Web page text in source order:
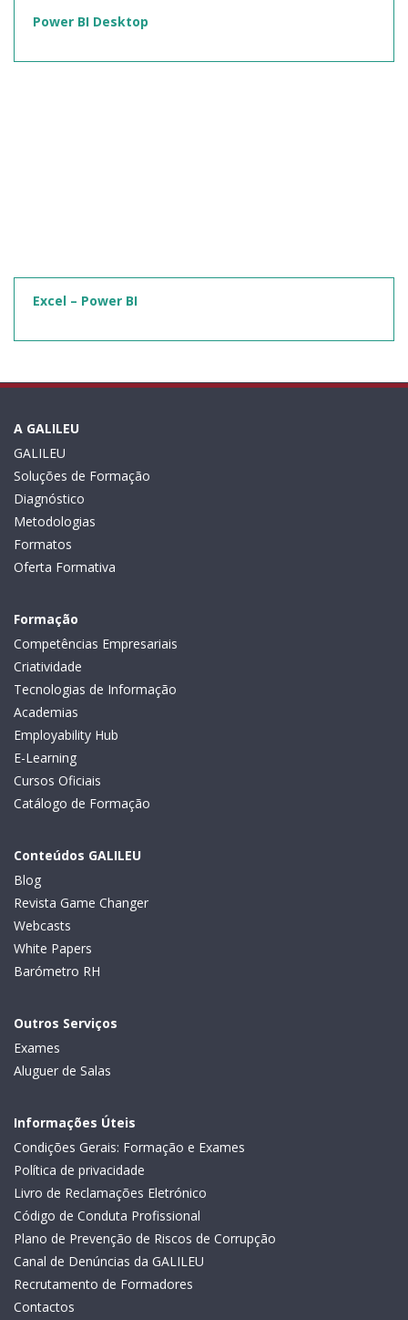
Power BI Desktop
Excel – Power BI
A GALILEU
GALILEU
Soluções de Formação
Diagnóstico
Metodologias
Formatos
Oferta Formativa
Formação
Competências Empresariais
Criatividade
Tecnologias de Informação
Academias
Employability Hub
E-Learning
Cursos Oficiais
Catálogo de Formação
Conteúdos GALILEU
Blog
Revista Game Changer
Webcasts
White Papers
Barómetro RH
Outros Serviços
Exames
Aluguer de Salas
Informações Úteis
Condições Gerais: Formação e Exames
Política de privacidade
Livro de Reclamações Eletrónico
Código de Conduta Profissional
Plano de Prevenção de Riscos de Corrupção
Canal de Denúncias da GALILEU
Recrutamento de Formadores
Contactos